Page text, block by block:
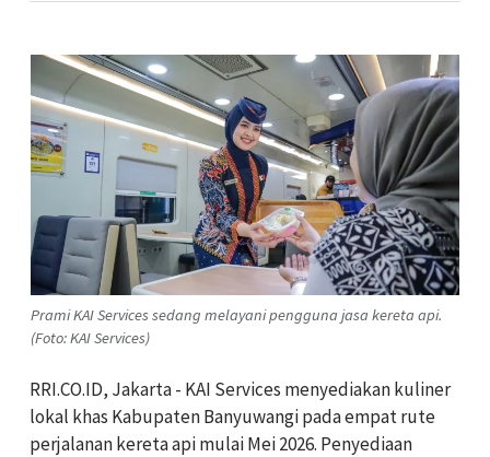
Prami KAI Services sedang melayani pengguna jasa kereta api.
(Foto: KAI Services)
RRI.CO.ID, Jakarta - KAI Services menyediakan kuliner
lokal khas Kabupaten Banyuwangi pada empat rute
perjalanan kereta api mulai Mei 2026. Penyediaan